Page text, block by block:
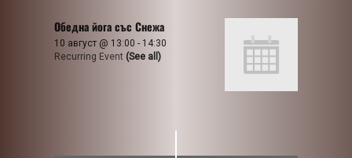
Обедна йога със Снежа
10 август @ 13:00 - 14:30
Recurring Event (See all)